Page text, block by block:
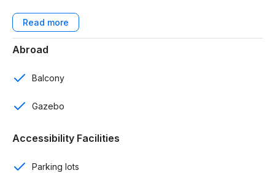
3 rooms
2 baños
2 parqueos
Abroad
Balcony
Gazebo
Accessibility Facilities
Parking lots